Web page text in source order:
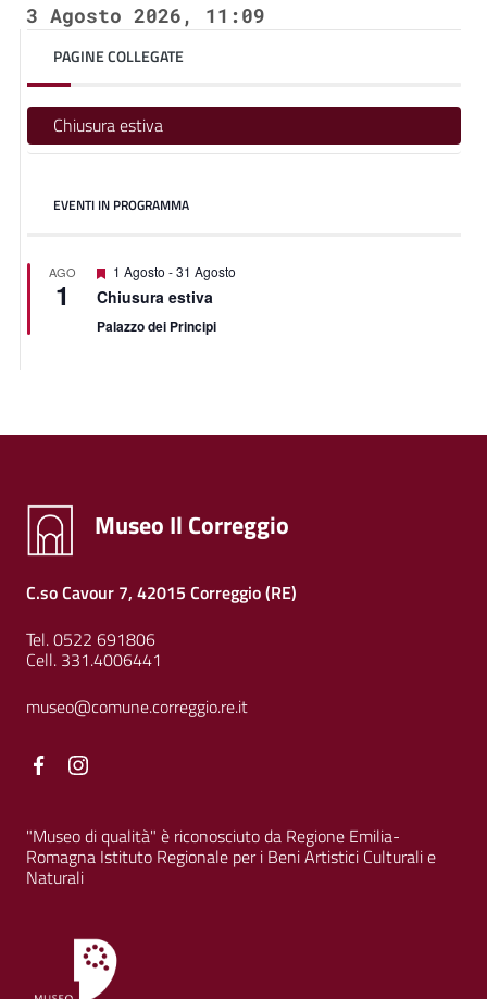
3 Agosto 2026, 11:09
PAGINE COLLEGATE
Chiusura estiva
EVENTI IN PROGRAMMA
AGO
1
Featured
1 Agosto -31 Agosto
Chiusura estiva
Palazzo dei Principi
Museo Il Correggio
C.so Cavour 7, 42015 Correggio (RE)
Tel. 0522 691806
Cell. 331.4006441
museo@comune.correggio.re.it
Facebook
"Museo di qualità" è riconosciuto da Regione Emilia-
Romagna Istituto Regionale per i Beni Artistici Culturali e
Naturali